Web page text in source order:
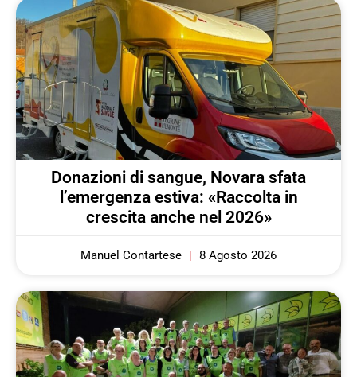
Donazioni di sangue, Novara sfata
l’emergenza estiva: «Raccolta in
crescita anche nel 2026»
Manuel Contartese 8 Agosto 2026